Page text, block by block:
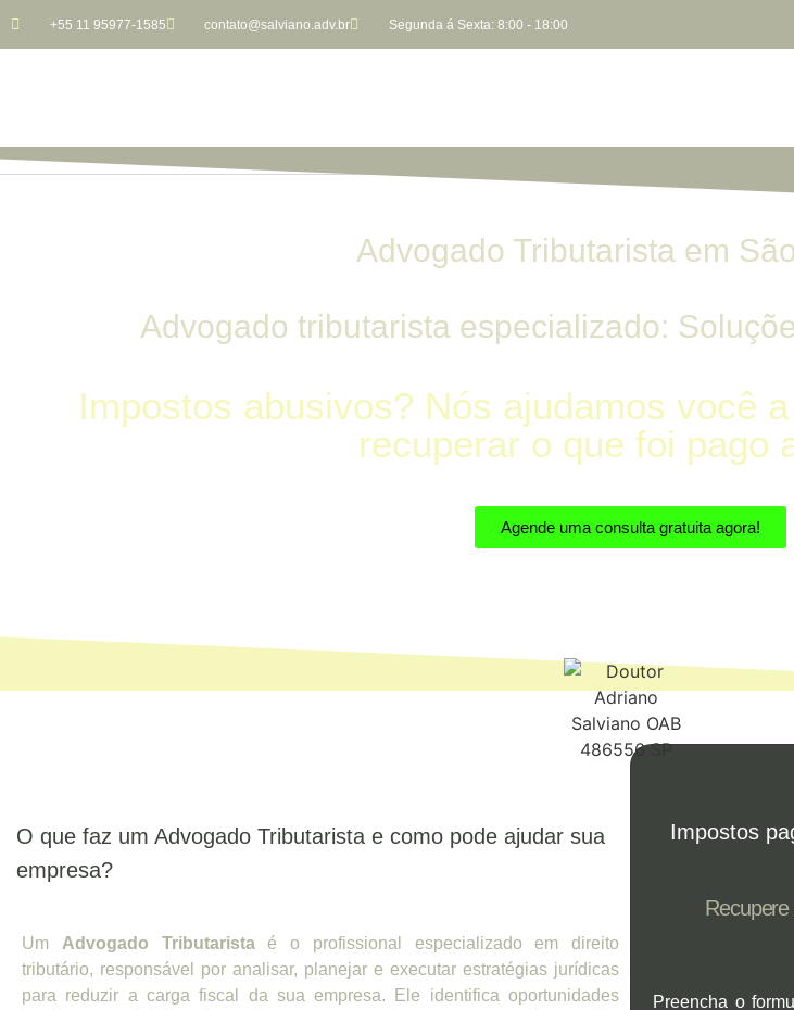
+55 11 95977-1585 contato@salviano.adv.br Segunda á Sexta: 8:00 - 18:00
Advogado Tributarista em
Advogado tributarista especializado:
Impostos abusivos? Nós ajudamos você
recuperar o que foi pago
Agende uma consulta gratuita agora!
O que faz um Advogado Tributarista e como pode ajudar sua
empresa?
Um Advogado Tributaristaé o profissional especializado em direito
tributário, responsável por analisar, planejar e executar estratégias jurídicas
para reduzir a carga fiscal da sua empresa. Ele identifica oportunidades
Impostos
Preencha o